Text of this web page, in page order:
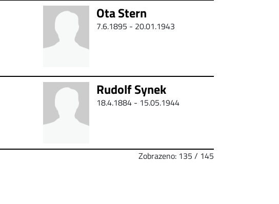
Ota Stern
7.6.1895 - 20.01.1943
Rudolf Synek
18.4.1884 - 15.05.1944
Zobrazeno: 135 / 145